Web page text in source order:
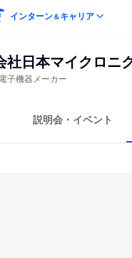
インターン＆キャリア
社日本マイクロニ
子機器メーカー
説明会・イベント